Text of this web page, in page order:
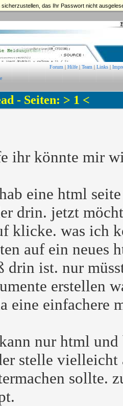
sicherzustellen, das Ihr Passwort nicht
Forum | Hilfe | Team | Links |
- Seiten: > 1 <
ihr könnte mir
eine html
drin. jetzt
klicke. was ich
auf ein neues
drin ist. nur
erstellen
eine einfachere
nur html und
stelle vielleicht
sollte.